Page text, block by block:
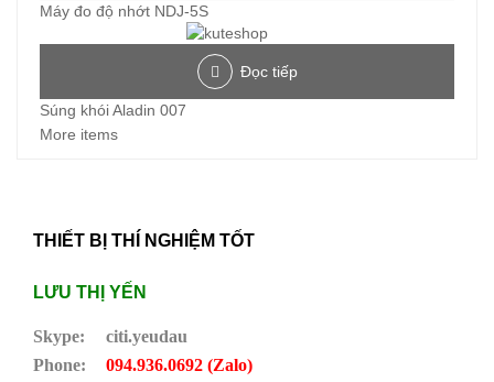
Máy đo độ nhớt NDJ-5S
Đọc tiếp
Súng khói Aladin 007
More items
THIẾT BỊ THÍ NGHIỆM TỐT
LƯU THỊ YẾN
Skype:
citi.yeudau
Phone:
094.936.0692 (Zalo)